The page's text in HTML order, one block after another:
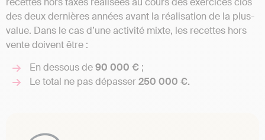
des deux dernières années avant la réalisation de la plus-
value. Dans le cas d’une activité mixte, les recettes hors
vente doivent être :
En dessous de90 000 € ;
Le total ne pas dépasser250 000 €.